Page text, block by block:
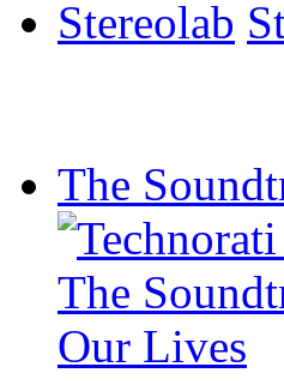
Stereolab
The